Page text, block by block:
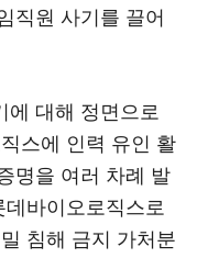
직원 사기를 끌어
에 대해 정면으로
스에 인력 유인 활
명을 여러 차례 발
바이오로직스로
침해 금지 가처분